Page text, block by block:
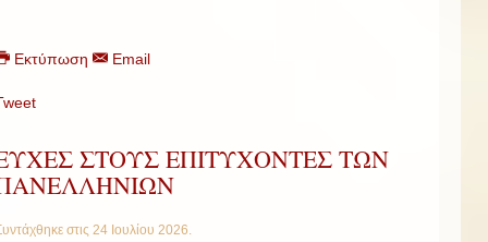
Εκτύπωση Email
ΣΤΟΥΣ ΕΠΙΤΥΧΟΝΤΕΣ ΤΩΝ
στις 24 Ιουλίου 2026.